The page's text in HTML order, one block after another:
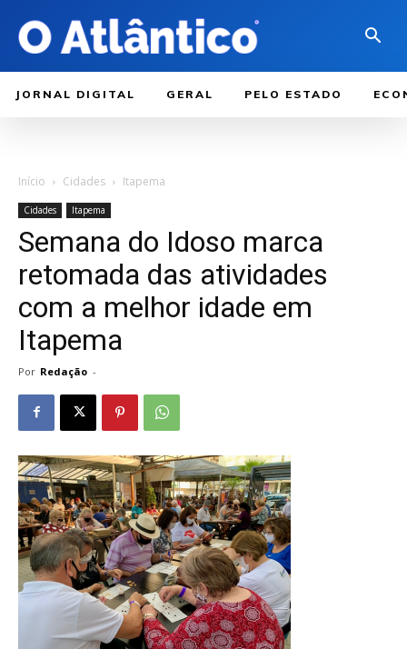
JORNAL DIGITAL GERAL PELO ESTADO
Início Cidades Itapema
Cidades Itapema
Semana do Idoso marca
retomada das atividades
com a melhor idade em
Itapema
Por Redação -